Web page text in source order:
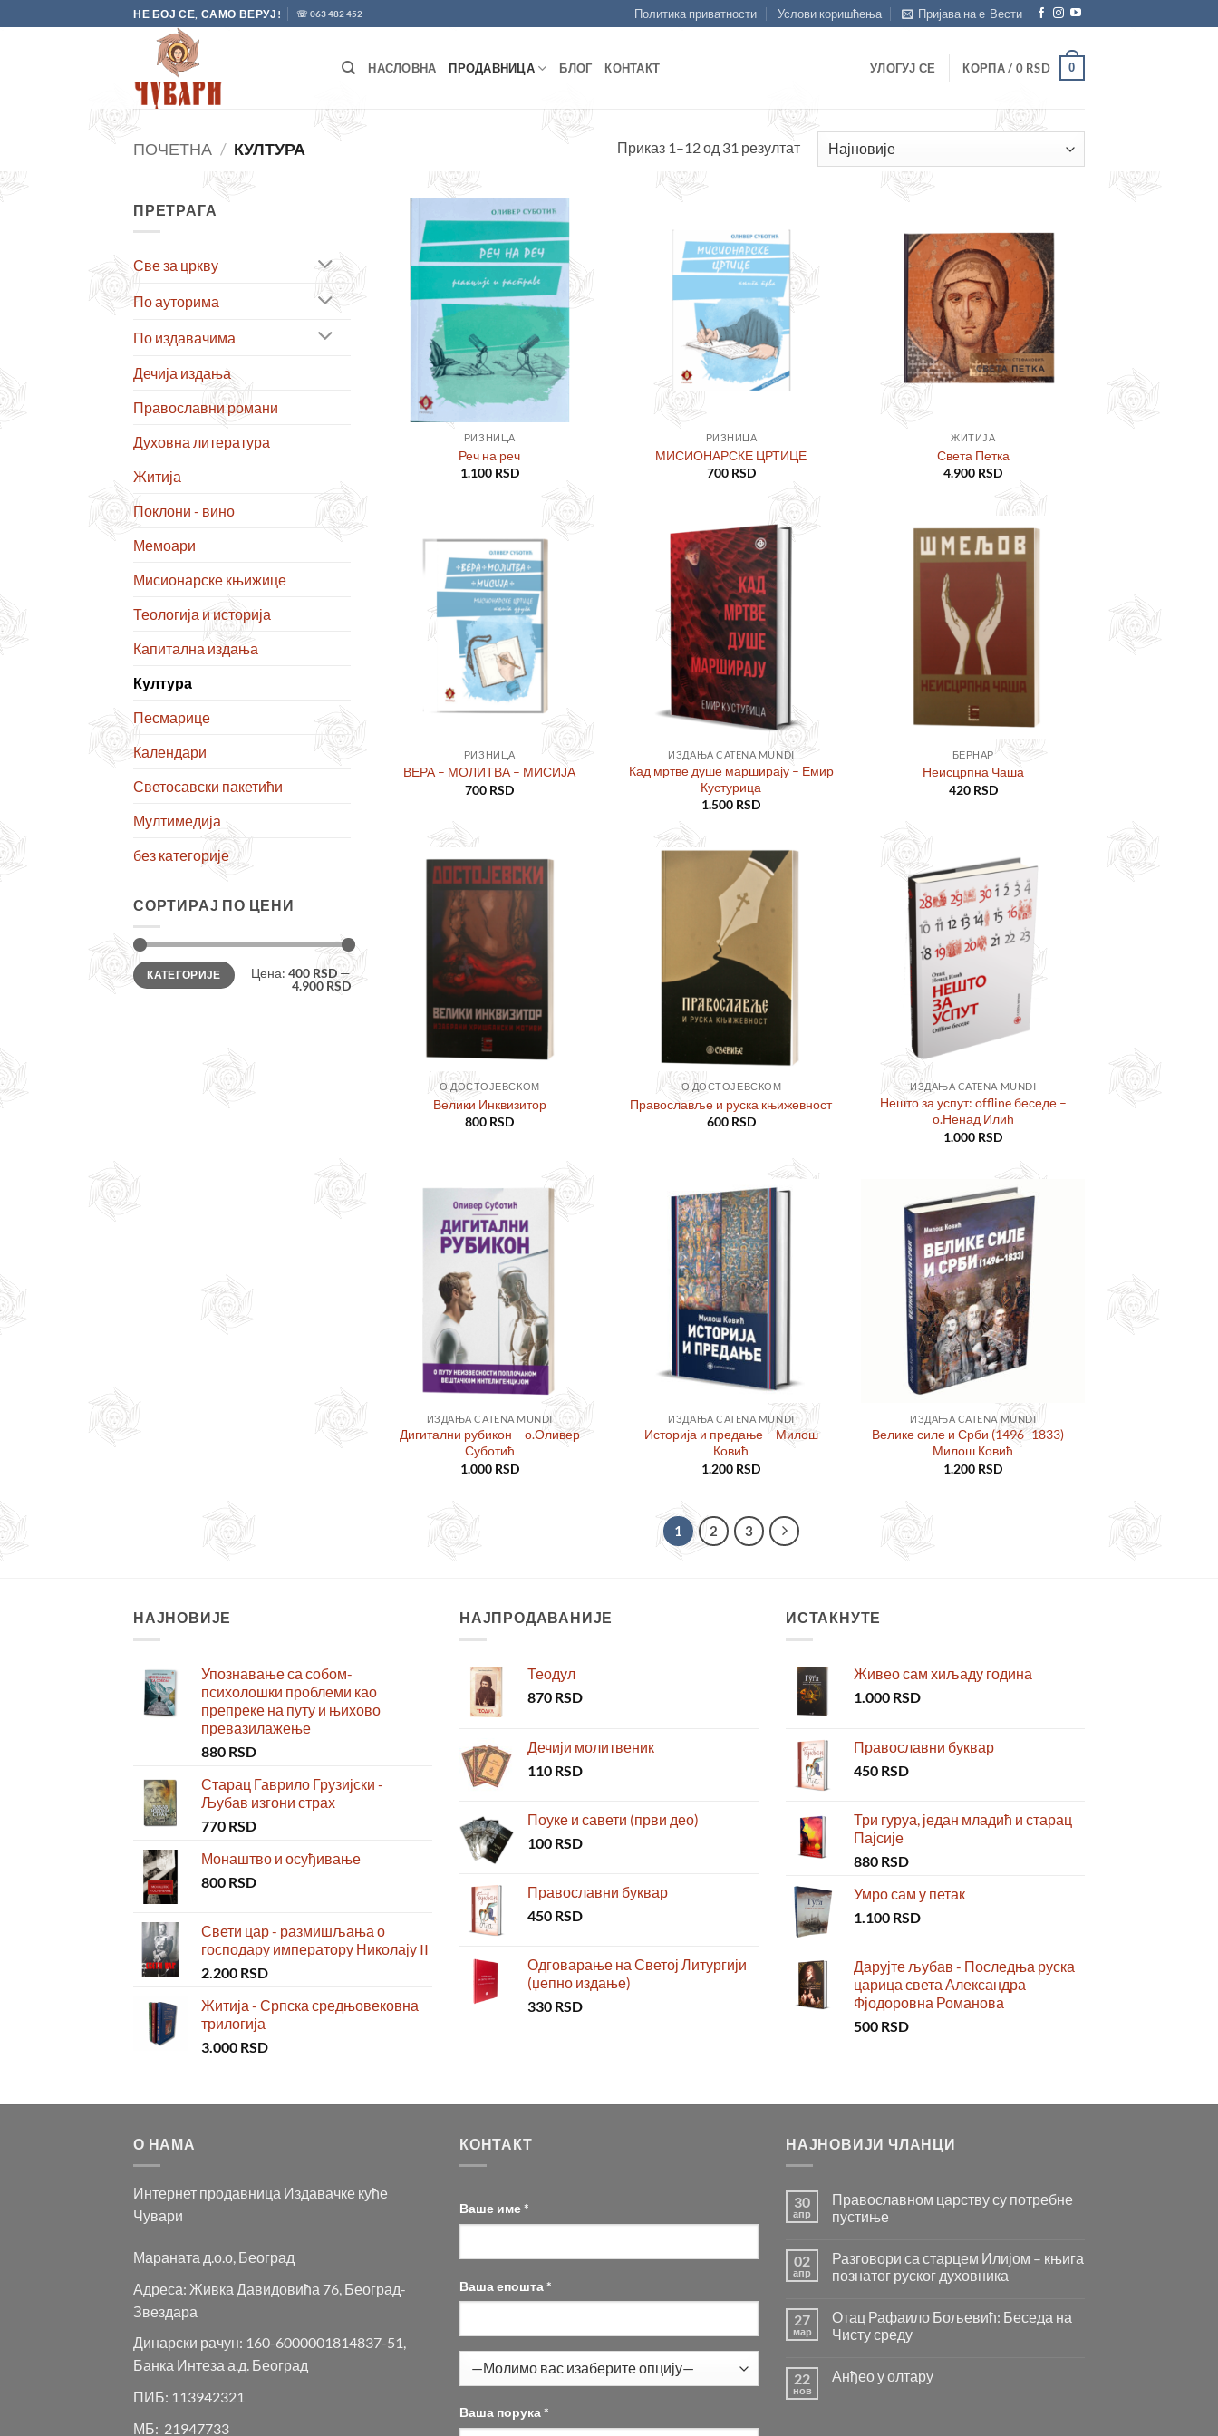
to
НЕ БОЈ СЕ, САМО ВЕРУЈ! ☏ 063 482 452 Политика приватности Услови коришћења Пријава на е-Вести
НАСЛОВНА ПРОДАВНИЦА БЛОГ КОНТАКТ УЛОГУЈ СЕ КОРПА / 0 RSD 0
ПОЧЕТНА / КУЛТУРА Приказ 1–12 од 31 резултатСортирано
ПРЕТРАГА
Све за цркву
По ауторима
По издавачима
Дечија издања
Православни романи
Духовна литература
Житија
Поклони - вино
Мемоари
Мисионарске књижице
Теологија и историја
Капитална издања
Култура
Песмарице
Календари
Светосавски пакетићи
Мултимедија
без категорије
СОРТИРАЈ ПО ЦЕНИ
Минимална
цена
Максимална
ценаКАТЕГОРИЈЕ Цена: 400 RSD—
4.900 RSD
у листу
жеља
РИЗНИЦА
Реч на реч
1.100 RSD
Додајте
у листу
жеља
РИЗНИЦА
МИСИОНАРСКЕ ЦРТИЦЕ
700 RSD
Додајте
у листу
жеља
ЖИТИЈА
Света Петка
4.900 RSD
РИЗНИЦА
ВЕРА – МОЛИТВА – МИСИЈА
700 RSD
ИЗДАЊА CATENA MUNDI
Кад мртве душе марширају – Емир
Кустурица
1.500 RSD
БЕРНАР
Неисцрпна Чаша
420 RSD
О ДОСТОЈЕВСКОМ
Велики Инквизитор
800 RSD
О ДОСТОЈЕВСКОМ
Православље и руска књижевност
600 RSD
Додајте
ИЗДАЊА CATENA MUNDI
Нешто за успут: offline беседе –
о.Ненад Илић
1.000 RSD
ИЗДАЊА CATENA MUNDI
Дигитални рубикон – о.Оливер
Суботић
1.000 RSD
ИЗДАЊА CATENA MUNDI
Историја и предање – Милош
Ковић
1.200 RSD
Додајте
у листу
ИЗДАЊА CATENA MUNDI
Велике силе и Срби (1496–1833) –
Милош Ковић
1.200 RSD
1 2 3
НАЈНОВИЈЕ
Упознавање са собом-
психолошки проблеми као
препреке на путу и њихово
превазилажење
880 RSD
Старац Гаврило Грузијски -
Љубав изгони страх
770 RSD
Монаштво и осуђивање
800 RSD
Свети цар - размишљања о
господару императору Николају II
2.200 RSD
Житија - Српска средњовековна
трилогија
3.000 RSD
НАЈПРОДАВАНИЈЕ
Теодул
870 RSD
Дечији молитвеник
110 RSD
Поуке и савети (први део)
100 RSD
Православни буквар
450 RSD
Одговарање на Светој Литургији
(џепно издање)
330 RSD
ИСТАКНУТЕ
Живео сам хиљаду година
1.000 RSD
Православни буквар
450 RSD
Три гуруа, један младић и старац
Пајсије
880 RSD
Умро сам у петак
1.100 RSD
Дарујте љубав - Последња руска
царица света Александра
Фјодоровна Романова
500 RSD
О НАМА
Интернет продавница Издавачке куће
Чувари
Мараната д.о.о, Београд
Адреса: Живка Давидовића 76, Београд-
Звездара
Динарски рачун: 160-6000001814837-51,
Банка Интеза а.д. Београд
ПИБ: 113942321
МБ: 21947733
КОНТАКТ
Ваше име *
Ваша епошта *
Ваша порука *
НАЈНОВИЈИ ЧЛАНЦИ
30
апр
Православном царству су потребне
пустиње
на
Православном
царству
пустиње
02
апр
Разговори са старцем Илијом – књига
познатог руског духовника
на
Разговори
са
–
књига
27
мар
Отац Рафаило Бољевић: Беседа на
Чисту среду
на
22
нов
Анђео у олтару